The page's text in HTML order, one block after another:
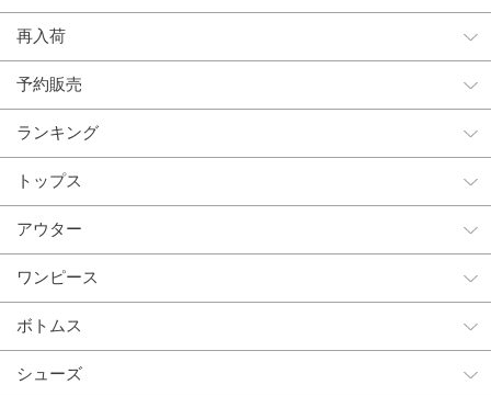
再入荷
予約販売
ランキング
トップス
アウター
ワンピース
ボトムス
シューズ